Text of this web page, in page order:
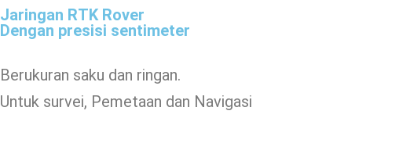
Jaringan RTK Rover
Dengan presisi sentimeter
Berukuran saku dan ringan.
Untuk survei, Pemetaan dan Navigasi